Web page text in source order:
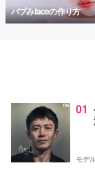
バブみfaceの作り方
01
モデ